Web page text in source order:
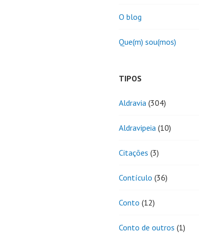
O blog
Que(m) sou(mos)
TIPOS
Aldravia (304)
Aldravipeia (10)
Citações (3)
Contículo (36)
Conto (12)
Conto de outros (1)